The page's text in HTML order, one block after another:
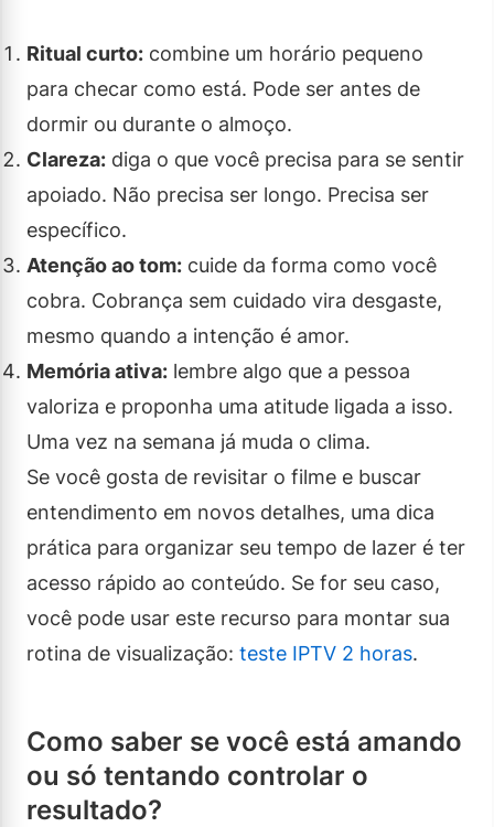
Ritual curto: combine um horário pequeno
para checar como está. Pode ser antes de
dormir ou durante o almoço.
Clareza: diga o que você precisa para se sentir
apoiado. Não precisa ser longo. Precisa ser
específico.
Atenção ao tom: cuide da forma como você
cobra. Cobrança sem cuidado vira desgaste,
mesmo quando a intenção é amor.
Memória ativa: lembre algo que a pessoa
valoriza e proponha uma atitude ligada a isso.
Uma vez na semana já muda o clima.
Se você gosta de revisitar o filme e buscar
entendimento em novos detalhes, uma dica
prática para organizar seu tempo de lazer é ter
acesso rápido ao conteúdo. Se for seu caso,
você pode usar este recurso para montar sua
rotina de visualização: teste IPTV 2 horas.
Como saber se você está amando
ou só tentando controlar o
resultado?